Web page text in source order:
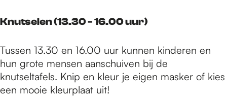
Knutselen (13.30 - 16.00 uur)
Tussen 13.30 en 16.00 uur kunnen kinderen en
hun grote mensen aanschuiven bij de
knutseltafels. Knip en kleur je eigen masker of kies
een mooie kleurplaat uit!